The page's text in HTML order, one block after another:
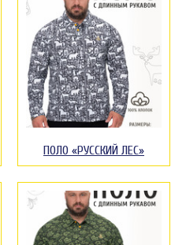
ПОЛО «РУССКИЙ ЛЕС»